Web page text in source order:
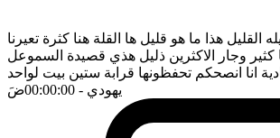
القليل هذا ما هو قليل ها القلة هنا كثرة تعيرنا
كثير وجار الاكثرين ذليل هذي قصيدة السموعل
انا انصحكم تحفظونها قرابة ستين بيت لواحد
يهودي - 00:00:00 ضَ